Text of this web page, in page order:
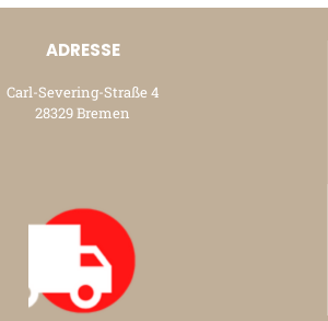
ADRESSE
Carl-Severing-Straße 4
28329 Bremen